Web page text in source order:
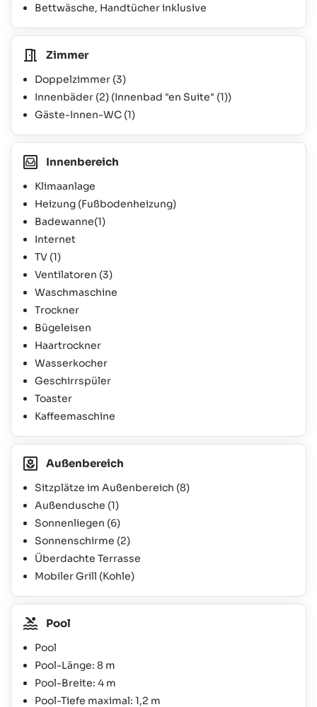
Bettwäsche, Handtücher inklusive
Zimmer
Doppelzimmer (3)
Innenbäder (2) (Innenbad "en Suite" (1))
Gäste-Innen-WC (1)
Innenbereich
Klimaanlage
Heizung (Fußbodenheizung)
Badewanne(1)
Internet
TV (1)
Ventilatoren (3)
Waschmaschine
Trockner
Bügeleisen
Haartrockner
Wasserkocher
Geschirrspüler
Toaster
Kaffeemaschine
Außenbereich
Sitzplätze im Außenbereich (8)
Außendusche (1)
Sonnenliegen (6)
Sonnenschirme (2)
Überdachte Terrasse
Mobiler Grill (Kohle)
Pool
Pool
Pool-Länge: 8 m
Pool-Breite: 4 m
Pool-Tiefe maximal: 1,2 m